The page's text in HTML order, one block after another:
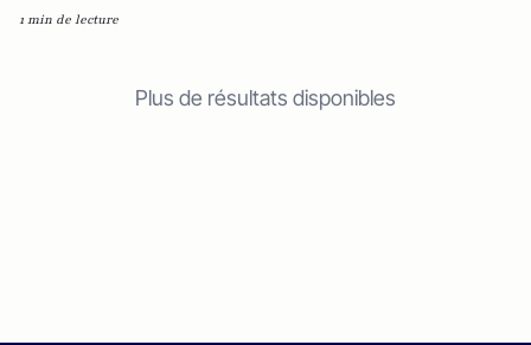
1 min de lecture
Plus de résultats disponibles